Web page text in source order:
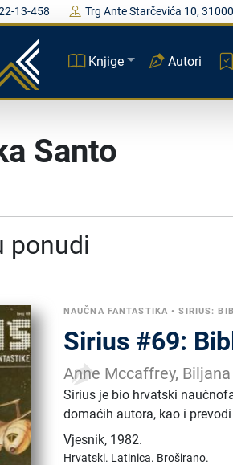
13-458 Trg Ante Starčevića 10,
Knjige Autori
Santo
ponudi
NAUČNA FANTASTIKA •SIRIUS:
Sirius #69:
Anne Mccaffrey,
Sirius je bio hrvatski
domaćih autora, kao i
Vjesnik, 1982.
Hrvatski. Latinica. Broširano.